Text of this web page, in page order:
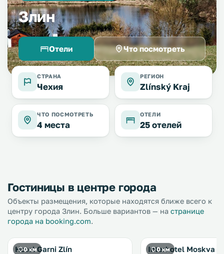
Злин
Отели Что посмотреть
СТРАНА
Чехия
РЕГИОН
Zlínský Kraj
ЧТО ПОСМОТРЕТЬ
4 места
ОТЕЛИ
25 отелей
Гостиницы в центре города
Объекты размещения, которые находятся ближе всего к
центру города Злин. Больше вариантов — на странице
города на booking.com.
0 км
Hotel Garni Zlín 0 км
Interhotel Moskva